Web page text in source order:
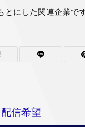
とにした関連企業です
信希望